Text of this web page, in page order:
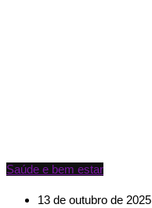
Saúde e bem estar
13 de outubro de 2025